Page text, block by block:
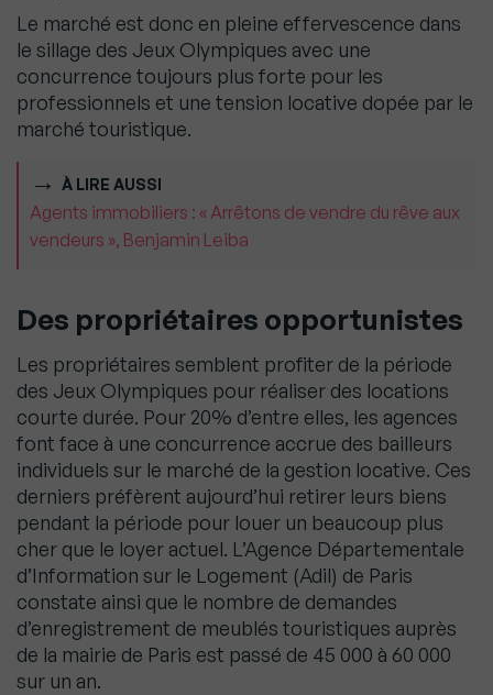
Le marché est donc en pleine effervescence dans
le sillage des Jeux Olympiques avec une
concurrence toujours plus forte pour les
professionnels et une tension locative dopée par le
marché touristique.
À LIRE AUSSI
Agents immobiliers : « Arrêtons de vendre du rêve aux
vendeurs », Benjamin Leiba
Des propriétaires opportunistes
Les propriétaires semblent profiter de la période
des Jeux Olympiques pour réaliser des locations
courte durée. Pour 20% d’entre elles, les agences
font face à une concurrence accrue des bailleurs
individuels sur le marché de la gestion locative. Ces
derniers préfèrent aujourd’hui retirer leurs biens
pendant la période pour louer un beaucoup plus
cher que le loyer actuel. L’Agence Départementale
d’Information sur le Logement (Adil) de Paris
constate ainsi que le nombre de demandes
d’enregistrement de meublés touristiques auprès
de la mairie de Paris est passé de 45 000 à 60 000
sur un an.